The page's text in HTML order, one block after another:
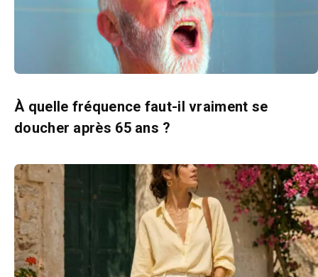
À quelle fréquence faut-il vraiment se
doucher après 65 ans ?